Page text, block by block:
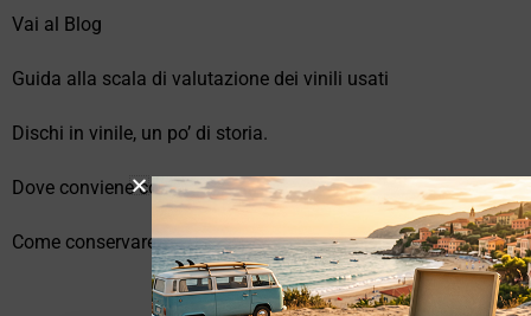
Vai al Blog
Guida alla scala di valutazione dei vinili usati
Dischi in vinile, un po’ di storia.
Dove conviene comprare vinili online?
Come conservare correttamente i vinili usati